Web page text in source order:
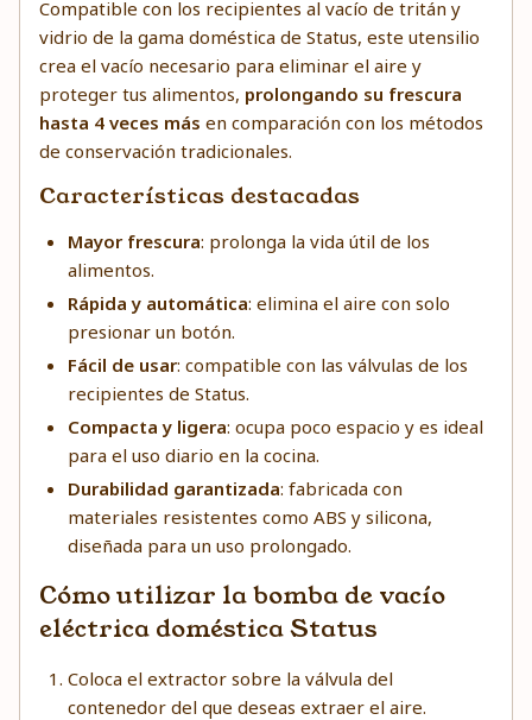
Compatible con los recipientes al vacío de tritán y
vidrio de la gama doméstica de Status, este utensilio
crea el vacío necesario para eliminar el aire y
proteger tus alimentos, prolongando su frescura
hasta 4 veces más en comparación con los métodos
de conservación tradicionales.
Características destacadas
Mayor frescura: prolonga la vida útil de los
alimentos.
Rápida y automática: elimina el aire con solo
presionar un botón.
Fácil de usar: compatible con las válvulas de los
recipientes de Status.
Compacta y ligera: ocupa poco espacio y es ideal
para el uso diario en la cocina.
Durabilidad garantizada: fabricada con
materiales resistentes como ABS y silicona,
diseñada para un uso prolongado.
Cómo utilizar la bomba de vacío
eléctrica doméstica Status
Coloca el extractor sobre la válvula del
contenedor del que deseas extraer el aire.